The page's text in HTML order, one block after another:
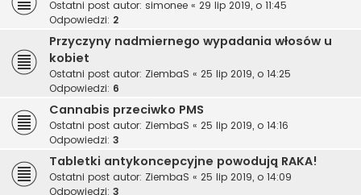
Ostatni post autor: simonee « 29 lip 2019, o 11:45
Odpowiedzi: 2
Przyczyny nadmiernego wypadania włosów u
kobiet
Ostatni post autor: ZiembaS « 25 lip 2019, o 14:25
Odpowiedzi: 6
Cannabis przeciwko PMS
Ostatni post autor: ZiembaS « 25 lip 2019, o 14:16
Odpowiedzi: 3
Tabletki antykoncepcyjne powodują RAKA!
Ostatni post autor: ZiembaS « 25 lip 2019, o 14:09
Odpowiedzi: 3